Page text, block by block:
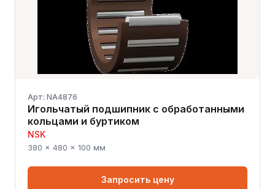
Арт: NA4876
Игольчатый подшипник с обработанными
кольцами и буртиком
NSK
380 × 480 × 100 мм
Запросить цену